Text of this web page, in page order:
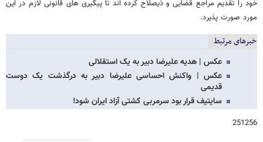
خود را تقدیم مراجع قضایی و ذیصلاح کرده اند تا پیگیری های قانونی لازم در این
مورد صورت پذیرد.
خبرهای مرتبط
عکس |‌ هدیه علیرضا دبیر به یک استقلالی
عکس | واکنش احساسی علیرضا دبیر به درگذشت یک دوست
قدیمی
سایتیف قرار بود سرمربی کشتی آزاد ایران شود!
251256